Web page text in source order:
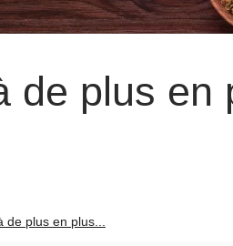
de plus en
de plus en plus...